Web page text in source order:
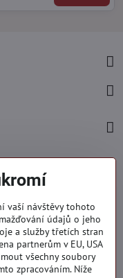
vaší návštěvy tohoto
údajů o jeho
a služby třetích stran
partnerům v EU, USA
všechny soubory
zpracováním. Níže